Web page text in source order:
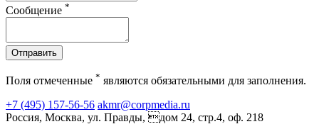
Сообщение *
Отправить
Поля отмеченные * являются обязательными для заполнения.
+7 (495) 157-56-56 akmr@corpmedia.ru
Россия, Москва, ул. Правды, дом 24, стр.4, оф. 218